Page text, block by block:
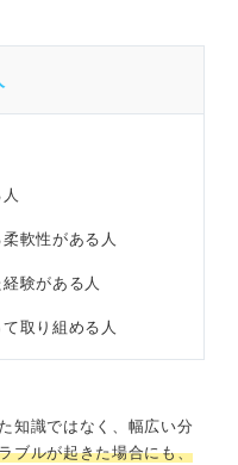
軟性がある人
験がある人
取り組める人
知識ではなく、幅広い分
ブルが起きた場合にも、